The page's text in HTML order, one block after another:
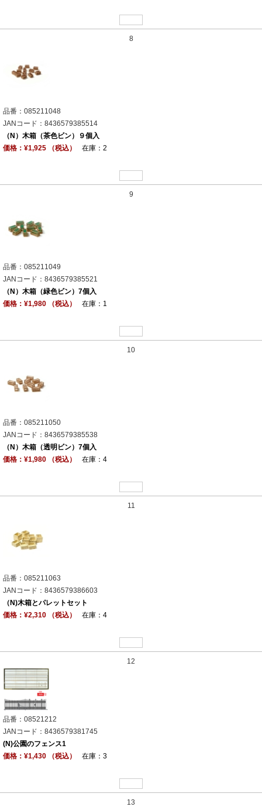
8
品番：085211048
JANコード：8436579385514
（N）木箱（茶色ビン）９個入
価格：¥1,925 （税込）
在庫：2
9
品番：085211049
JANコード：8436579385521
（N）木箱（緑色ビン）7個入
価格：¥1,980 （税込）
在庫：1
10
品番：085211050
JANコード：8436579385538
（N）木箱（透明ビン）7個入
価格：¥1,980 （税込）
在庫：4
11
品番：085211063
JANコード：8436579386603
（N)木箱とパレットセット
価格：¥2,310 （税込）
在庫：4
12
品番：08521212
JANコード：8436579381745
(N)公園のフェンス1
価格：¥1,430 （税込）
在庫：3
13